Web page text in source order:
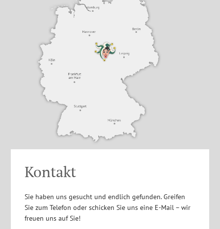
Kontakt
Sie haben uns gesucht und endlich gefunden. Greifen
Sie zum Telefon oder schicken Sie uns eine E-Mail – wir
freuen uns auf Sie!